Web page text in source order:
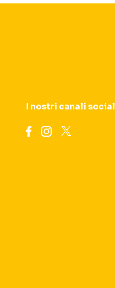
I nostri canali social